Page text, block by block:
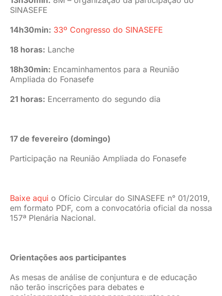
SINASEFE
14h30min: 33º Congresso do SINASEFE
18 horas: Lanche
18h30min: Encaminhamentos para a Reunião
Ampliada do Fonasefe
21 horas: Encerramento do segundo dia
17 de fevereiro (domingo)
Participação na Reunião Ampliada do Fonasefe
Baixe aqui o Ofício Circular do SINASEFE n° 01/2019,
em formato PDF, com a convocatória oficial da nossa
157ª Plenária Nacional.
Orientações aos participantes
As mesas de análise de conjuntura e de educação
não terão inscrições para debates e